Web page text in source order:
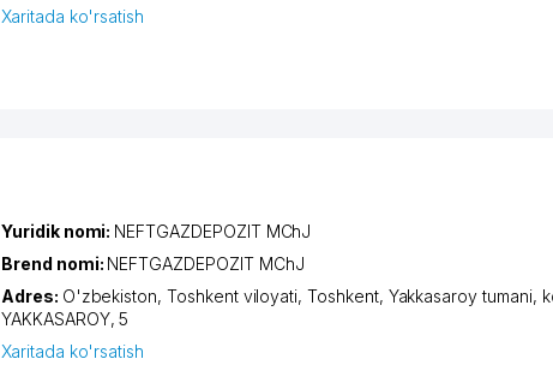
Xaritada ko'rsatish
Yuridik nomi: NEFTGAZDEPOZIT MChJ
Brend nomi: NEFTGAZDEPOZIT MChJ
Adres: O'zbekiston,Toshkent viloyati,Toshkent, Yakkasaroy tumani,
YAKKASAROY, 5
Xaritada ko'rsatish